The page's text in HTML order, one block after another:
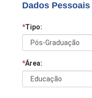
Dados Pessoais
*Tipo:
*Área: